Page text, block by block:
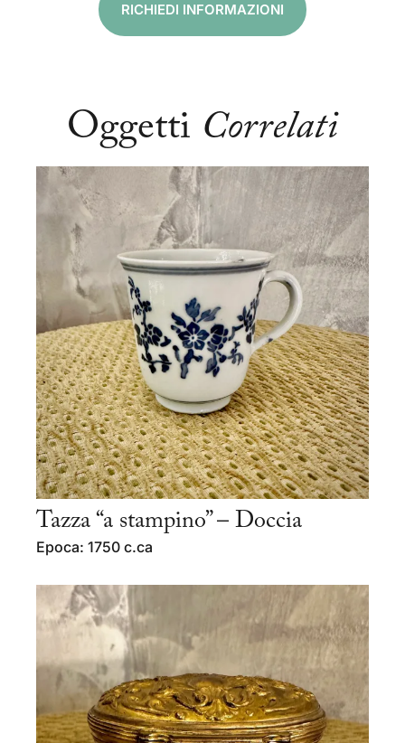
RICHIEDI INFORMAZIONI
Oggetti Correlati
Tazza “a stampino” – Doccia
Epoca: 1750 c.ca